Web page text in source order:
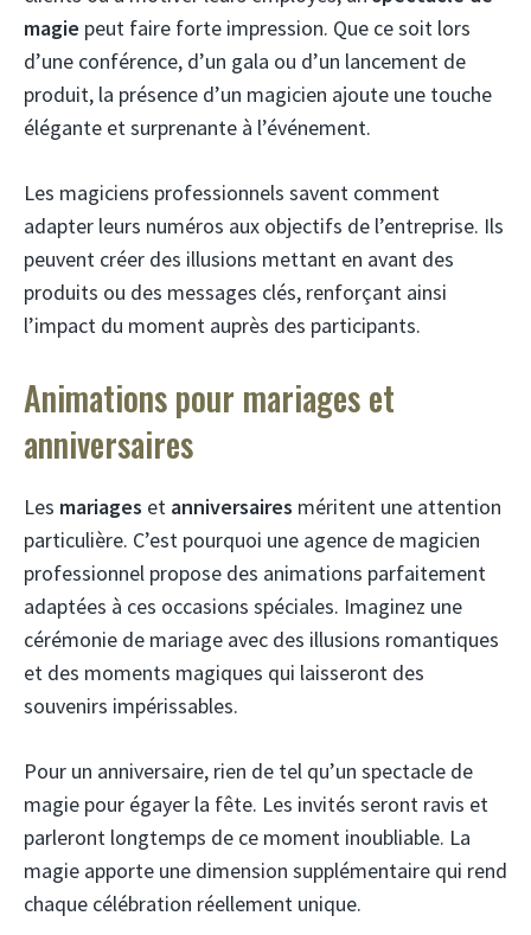
magie peut faire forte impression. Que ce soit lors
d’une conférence, d’un gala ou d’un lancement de
produit, la présence d’un magicien ajoute une touche
élégante et surprenante à l’événement.
Les magiciens professionnels savent comment
adapter leurs numéros aux objectifs de l’entreprise. Ils
peuvent créer des illusions mettant en avant des
produits ou des messages clés, renforçant ainsi
l’impact du moment auprès des participants.
Animations pour mariages et
anniversaires
Les mariages et anniversaires méritent une attention
particulière. C’est pourquoi une agence de magicien
professionnel propose des animations parfaitement
adaptées à ces occasions spéciales. Imaginez une
cérémonie de mariage avec des illusions romantiques
et des moments magiques qui laisseront des
souvenirs impérissables.
Pour un anniversaire, rien de tel qu’un spectacle de
magie pour égayer la fête. Les invités seront ravis et
parleront longtemps de ce moment inoubliable. La
magie apporte une dimension supplémentaire qui rend
chaque célébration réellement unique.